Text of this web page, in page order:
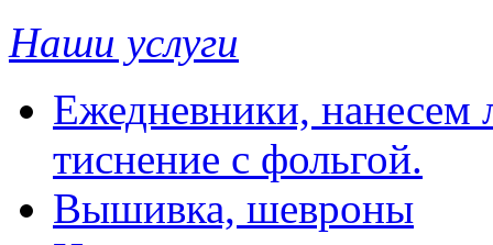
Наши услуги
Ежедневники, нанесем
тиснение с фольгой.
Вышивка, шевроны